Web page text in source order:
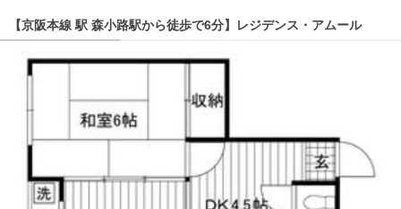
【京阪本線 駅 森小路駅から徒歩で6分】レジデンス・アムール